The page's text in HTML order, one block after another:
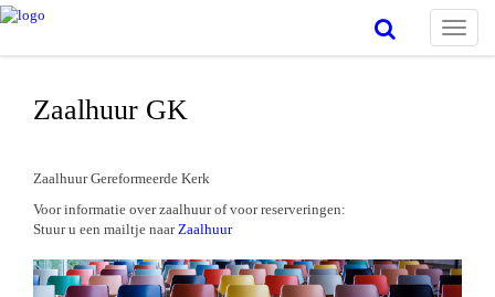
Toggle
Zaalhuur GK
Zaalhuur Gereformeerde Kerk
Voor informatie over zaalhuur of voor reserveringen:
Stuur u een mailtje naarZaalhuur